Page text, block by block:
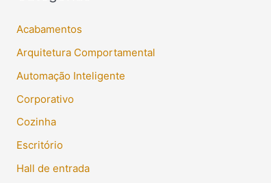
Acabamentos
Arquitetura Comportamental
Automação Inteligente
Corporativo
Cozinha
Escritório
Hall de entrada